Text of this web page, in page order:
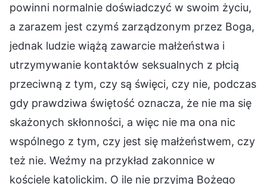
powinni normalnie doświadczyć w swoim życiu,
a zarazem jest czymś zarządzonym przez Boga,
jednak ludzie wiążą zawarcie małżeństwa i
utrzymywanie kontaktów seksualnych z płcią
przeciwną z tym, czy są święci, czy nie, podczas
gdy prawdziwa świętość oznacza, że nie ma się
skażonych skłonności, a więc nie ma ona nic
wspólnego z tym, czy jest się małżeństwem, czy
też nie. Weźmy na przykład zakonnice w
kościele katolickim. O ile nie przyjmą Bożego